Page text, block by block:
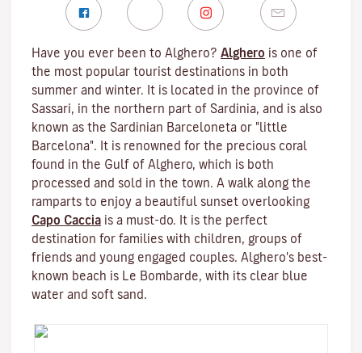
Have you ever been to Alghero? Alghero is one of
the most popular tourist destinations in both
summer and winter. It is located in the province of
Sassari, in the northern part of Sardinia, and is also
known as the Sardinian Barceloneta or "little
Barcelona". It is renowned for the precious coral
found in the Gulf of Alghero, which is both
processed and sold in the town. A walk along the
ramparts to enjoy a beautiful sunset overlooking
Capo Caccia is a must-do. It is the perfect
destination for families with children, groups of
friends and young engaged couples. Alghero's best-
known beach is Le Bombarde, with its clear blue
water and soft sand.